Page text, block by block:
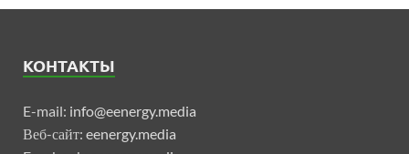
КОНТАКТЫ
E-mail: info@eenergy.media
Веб-сайт: eenergy.media